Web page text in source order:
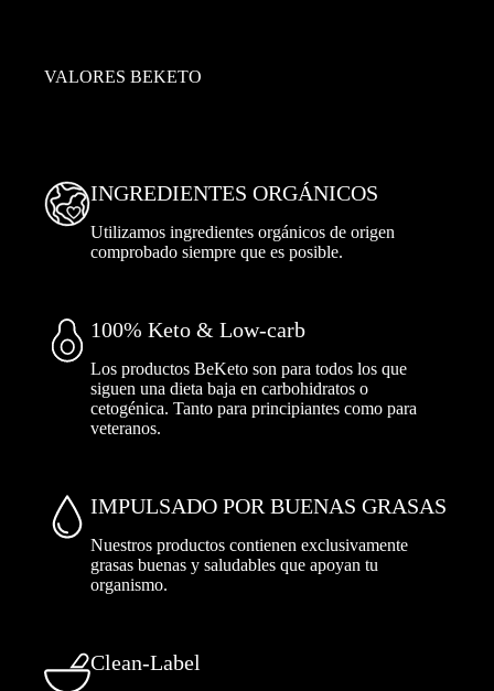
VALORES BEKETO
INGREDIENTES ORGÁNICOS
Utilizamos ingredientes orgánicos de origen
comprobado siempre que es posible.
100% Keto & Low-carb
Los productos BeKeto son para todos los que
siguen una dieta baja en carbohidratos o
cetogénica. Tanto para principiantes como para
veteranos.
IMPULSADO POR BUENAS GRASAS
Nuestros productos contienen exclusivamente
grasas buenas y saludables que apoyan tu
organismo.
Clean-Label